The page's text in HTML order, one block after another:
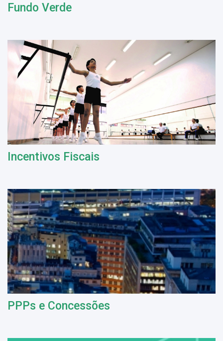
Fundo Verde
Incentivos Fiscais
PPPs e Concessões